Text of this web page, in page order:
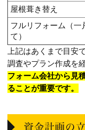
屋根葺き替え
フルリフォーム（一
て）
上記はあくまで目安
調査やプラン作成を
フォーム会社から見
ることが重要です。
資金計画の